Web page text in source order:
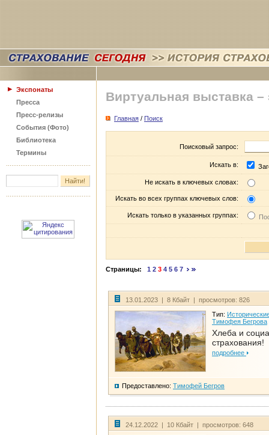
Экспонаты
Пресса
Пресс-релизы
События (Фото)
Библиотека
Термины
Виртуальная выставка –
Главная / Поиск
Поисковый запрос:
Искать в:
Не искать в ключевых словах:
Искать во всех группах ключевых слов:
Искать только в указанных группах:
Страницы: 1 2 3 4 5 6 7
13.01.2023 | 8 Кбайт | просмотров: 826
Тип:
Тимофея Бегрова
Хлеба и
страхования!
подробнее
Предоставлено: Тимофей Бегров
24.12.2022 | 10 Кбайт | просмотров: 648